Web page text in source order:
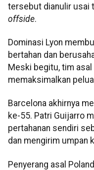
tersebut dianulir usai
offside.
Dominasi Lyon
bertahan dan
Meski begitu, tim asal
memaksimalkan
Barcelona akhirnya
ke-55. Patri Guijarro
pertahanan sendiri
dan mengirim umpan
Penyerang asal